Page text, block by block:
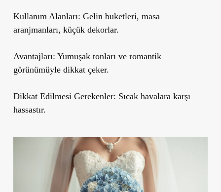
Kullanım Alanları: Gelin buketleri, masa
aranjmanları, küçük dekorlar.
Avantajları: Yumuşak tonları ve romantik
görünümüyle dikkat çeker.
Dikkat Edilmesi Gerekenler: Sıcak havalara karşı
hassastır.